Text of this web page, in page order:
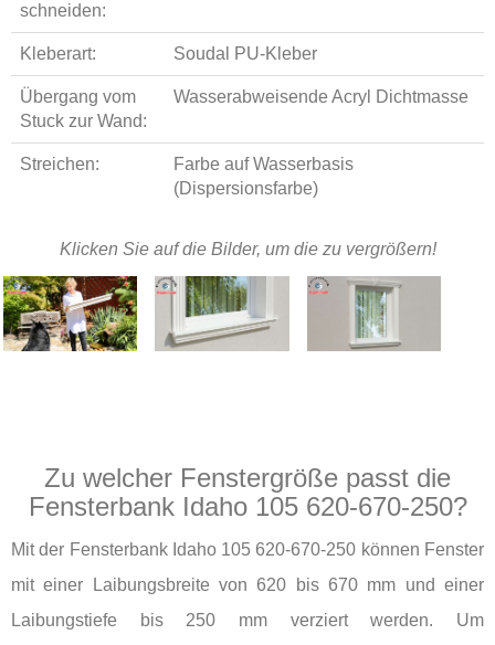
schneiden:
Kleberart: Soudal PU-Kleber
Übergang vom
Stuck zur Wand:
Wasserabweisende Acryl Dichtmasse
Streichen:
Farbe auf Wasserbasis
(Dispersionsfarbe)
Klicken Sie auf die Bilder, um die zu vergrößern!
Zu welcher Fenstergröße passt die
Fensterbank Idaho 105 620-670-250?
Mit der Fensterbank Idaho 105 620-670-250 können Fenster
mit einer Laibungsbreite von 620 bis 670 mm und einer
Laibungstiefe bis 250 mm verziert werden. Um